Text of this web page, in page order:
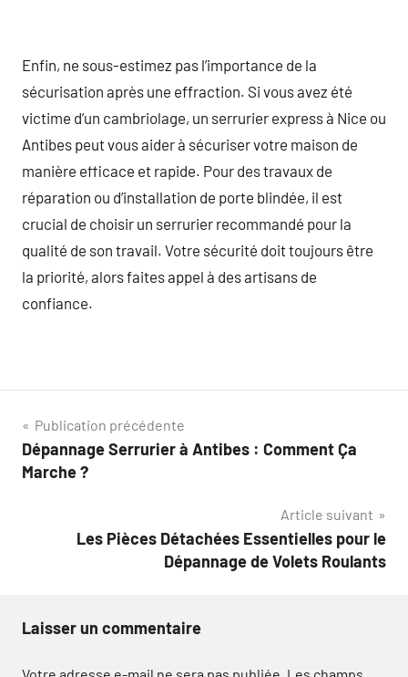
Enfin, ne sous-estimez pas l’importance de la
sécurisation après une effraction. Si vous avez été
victime d’un cambriolage, un serrurier express à Nice ou
Antibes peut vous aider à sécuriser votre maison de
manière efficace et rapide. Pour des travaux de
réparation ou d’installation de porte blindée, il est
crucial de choisir un serrurier recommandé pour la
qualité de son travail. Votre sécurité doit toujours être
la priorité, alors faites appel à des artisans de
confiance.
Navigation
de
Publication précédente
Dépannage Serrurier à Antibes : Comment Ça
Marche ?
Article suivant
Les Pièces Détachées Essentielles pour le
Dépannage de Volets Roulants
Laisser un commentaire
Votre adresse e-mail ne sera pas publiée. Les champs